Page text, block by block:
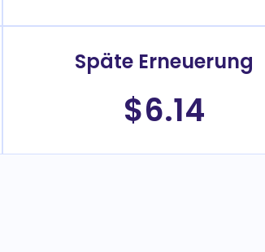
Späte Erneuerung
$6.14